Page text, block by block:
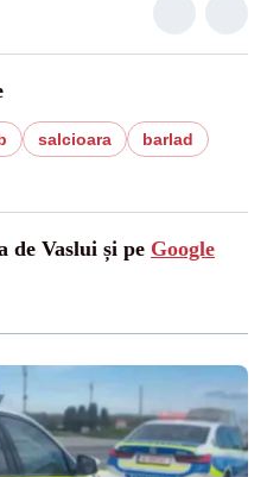
salcioara
barlad
de Vaslui și pe Google